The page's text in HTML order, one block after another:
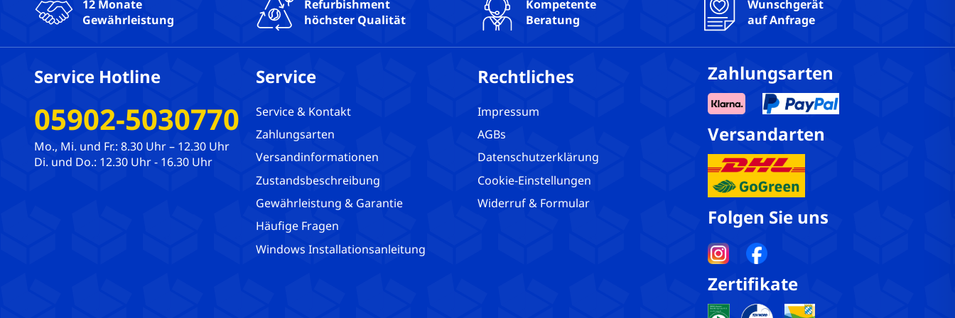
RAM-Größe: 16 GB
Tastaturlayout: QWERTZ
Technischer Zustand: Einwandfrei
12 Monate
Gewährleistung
Refurbishment
höchster Qualität
Kompetente
Beratung
Wunschgerät
auf Anfrage
Service Hotline
05902-5030770
Mo., Mi. und Fr.: 8.30 Uhr – 12.30 Uhr
Di. und Do.: 12.30 Uhr - 16.30 Uhr
Service
Service & Kontakt
Zahlungsarten
Versandinformationen
Zustandsbeschreibung
Gewährleistung & Garantie
Häufige Fragen
Windows Installationsanleitung
Rechtliches
Impressum
AGBs
Datenschutzerklärung
Cookie-Einstellungen
Widerruf & Formular
Zahlungsarten
Versandarten
Folgen Sie uns
Zertifikate